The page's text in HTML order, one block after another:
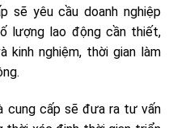
sẽ yêu cầu doanh nghiệp
lượng lao động cần thiết,
kinh nghiệm, thời gian làm
cung cấp sẽ đưa ra tư vấn